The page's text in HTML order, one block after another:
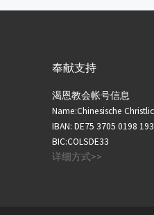
奉献支持
渴恩教会帐号信息
Name:Chinesische
IBAN: DE75 3705 0198
BIC:COLSDE33
详细方式>>